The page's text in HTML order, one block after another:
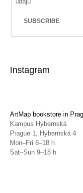
SUBSCRIBE
Instagram
ArtMap bookstore in
Kampus Hybernská
Prague 1, Hybernská 4
Mon–Fri 8–18 h
Sat–Sun 9–18 h